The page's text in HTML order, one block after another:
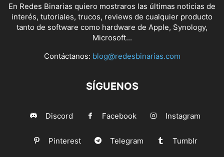
En Redes Binarias quiero mostraros las últimas noticias de
interés, tutoriales, trucos, reviews de cualquier producto
tanto de software como hardware de Apple, Synology,
Microsoft...
Contáctanos: blog@redesbinarias.com
SÍGUENOS
Discord Facebook Instagram
Pinterest Telegram Tumblr